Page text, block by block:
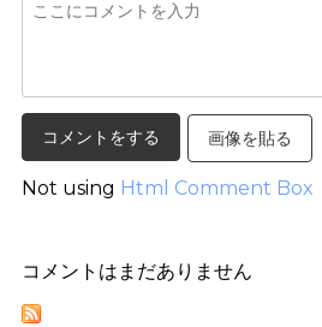
画像を貼る
Not using Html Comment Box
コメントはまだありません